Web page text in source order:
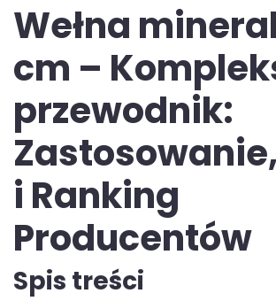
Wełna
cm –
przewodnik:
i Ranking
Producentów
Spis treści